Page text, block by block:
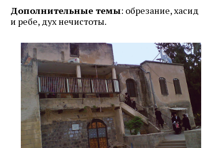
Дополнительные темы: обрезание, хасид
и ребе, дух нечистоты.